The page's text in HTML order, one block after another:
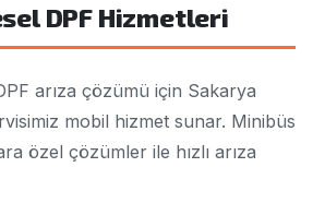
DPF Hizmetleri
arıza çözümü için Sakarya
mobil hizmet sunar. Minibüs
özel çözümler ile hızlı arıza